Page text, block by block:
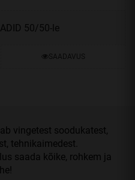
50/50-le
SAADAVUS
vingetest soodukatest,
tehnikaimedest.
saada kõike, rohkem ja